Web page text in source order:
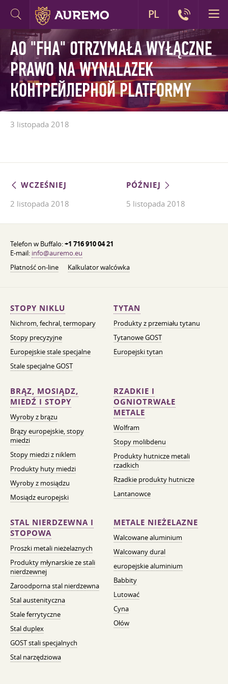
AO "FHA" OTRZYMAŁA WYŁĄCZNE
PRAWO NA WYNALAZEK
КОНТРЕЙЛЕРНОЙ PLATFORMY
3 listopada 2018
WCZEŚNIEJ
2 listopada 2018
PÓŹNIEJ
5 listopada 2018
Telefon w Buffalo:+1 716 910 04 21
E-mail: info@auremo.eu
Płatność on-line
Kalkulator walcówka
STOPY NIKLU
Nichrom, fechral, termopary
Stopy precyzyjne
Europejskie stale specjalne
Stale specjalne GOST
TYTAN
Produkty z przemiału tytanu
Tytanowe GOST
Europejski tytan
BRĄZ, MOSIĄDZ,
MIEDŹ I STOPY
Wyroby z brązu
Brązy europejskie, stopy
miedzi
Stopy miedzi z niklem
Produkty huty miedzi
Wyroby z mosiądzu
Mosiądz europejski
RZADKIE I
OGNIOTRWAŁE
METALE
Wolfram
Stopy molibdenu
Produkty hutnicze metali
rzadkich
Rzadkie produkty hutnicze
Lantanowce
STAL NIERDZEWNA I
STOPOWA
Proszki metali nieżelaznych
Produkty młynarskie ze stali
nierdzewnej
Żaroodporna stal nierdzewna
Stal austenityczna
Stale ferrytyczne
Stal duplex
GOST stali specjalnych
Stal narzędziowa
METALE NIEŻELAZNE
Walcowane aluminium
Walcowany dural
europejskie aluminium
Babbity
Lutować
Cyna
Ołów
PL